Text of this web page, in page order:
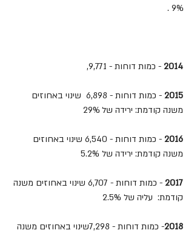
9% .
2014 - כמות דוחות - 9,771,
2015
- כמות דוחות - 6,898  שינוי באחוזים
משנה קודמת: ירידה של 29%
2016
- כמות דוחות - 6,540 שינוי באחוזים
משנה קודמת: ירידה של 5.2%
2017
- כמות דוחות - 6,707 שינוי באחוזים משנה
קודמת:  עליה של 2.5%
2018
- כמות דוחות - 7,298שינוי באחוזים משנה